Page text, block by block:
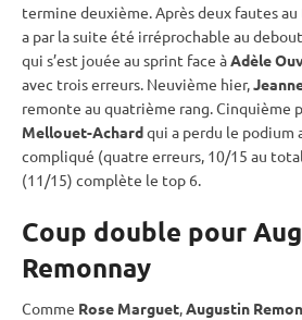
termine deuxième. Après deux fautes
a par la suite été irréprochable au debout
qui s’est jouée au sprint face àAdèle
avec trois erreurs. Neuvième hier,
remonte au quatrième rang. Cinquième
Mellouet-Achardqui a perdu le podium
compliqué (quatre erreurs, 10/15 au
(11/15) complète le top 6.
Coup double pour
Remonnay
Comme Rose Marguet,Augustin